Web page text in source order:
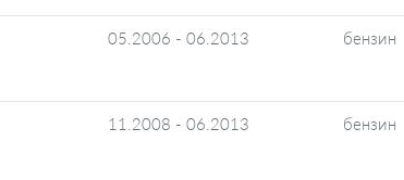
05.2006 - 06.2013 бензин
11.2008 - 06.2013 бензин